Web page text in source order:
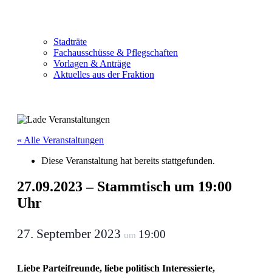
Stadträte
Fachausschüsse & Pflegschaften
Vorlagen & Anträge
Aktuelles aus der Fraktion
« Alle Veranstaltungen
Diese Veranstaltung hat bereits stattgefunden.
27.09.2023 – Stammtisch um 19:00
Uhr
27. September 2023 um 19:00
Liebe Parteifreunde, liebe politisch Interessierte,